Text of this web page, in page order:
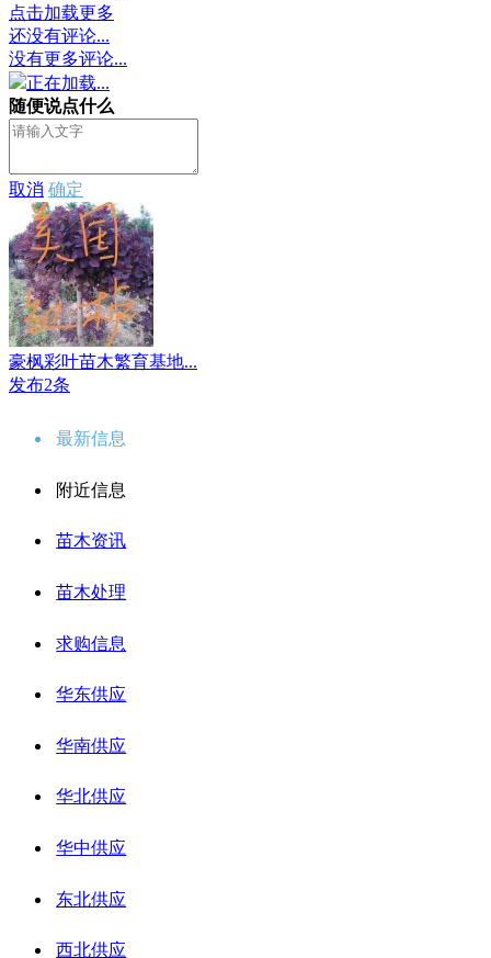
点击加载更多
还没有评论...
没有更多评论...
正在加载...
随便说点什么
取消 确定
豪枫彩叶苗木繁育基地...
发布2条
最新信息
附近信息
苗木资讯
苗木处理
求购信息
华东供应
华南供应
华北供应
华中供应
东北供应
西北供应